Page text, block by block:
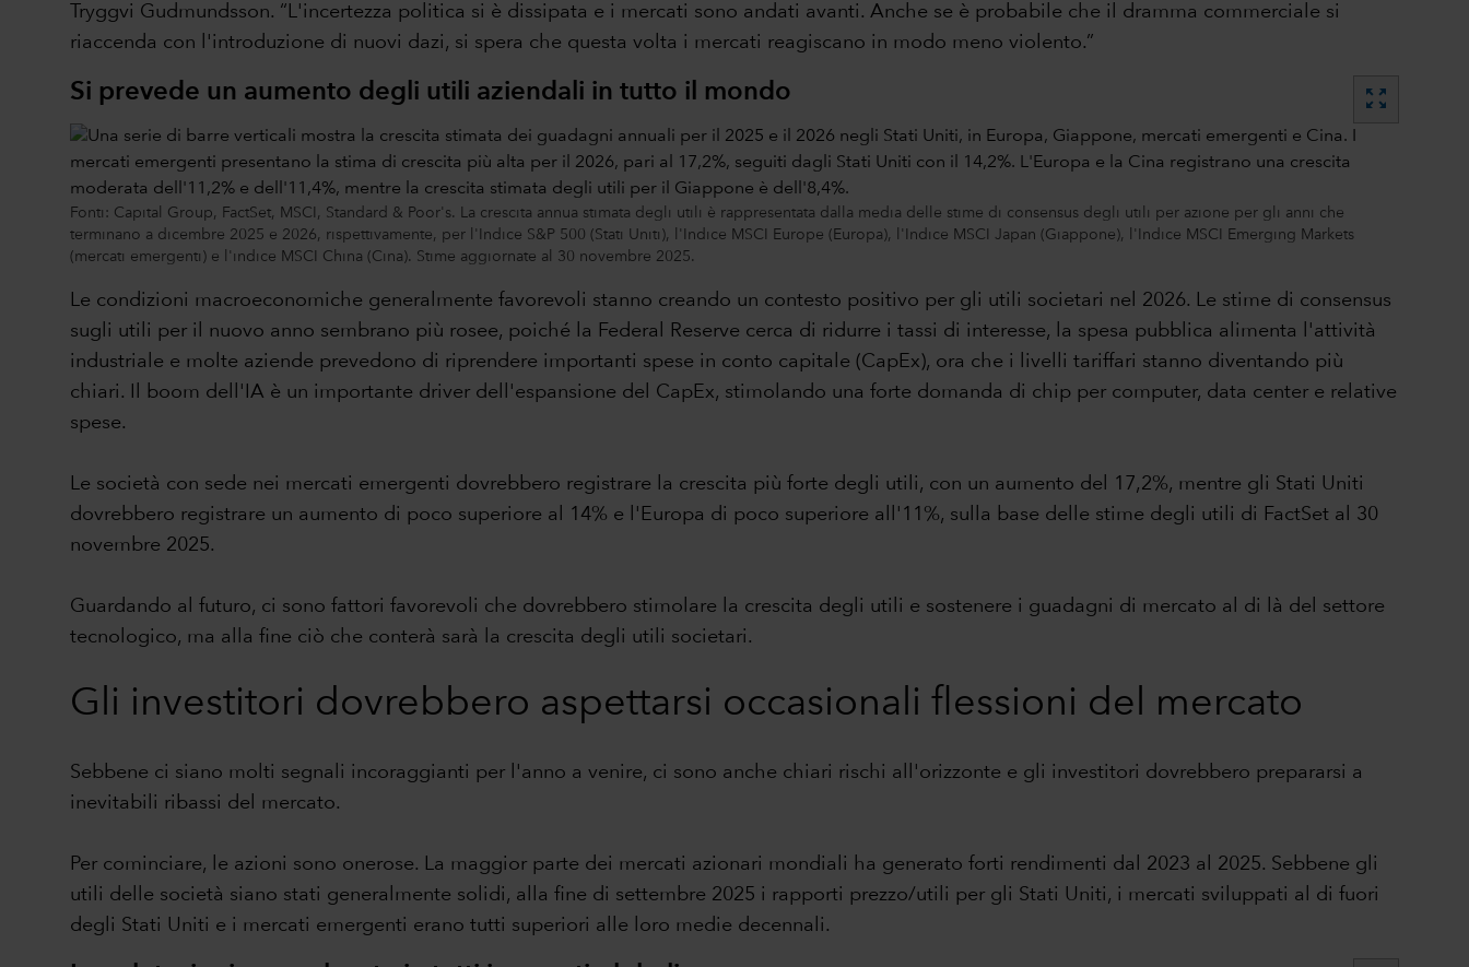
Tryggvi Gudmundsson. “L'incertezza politica si è dissipata e i mercati sono andati avanti. Anche se è probabile che il dramma commerciale si
riaccenda con l'introduzione di nuovi dazi, si spera che questa volta i mercati reagiscano in modo meno violento.”
Si prevede un aumento degli utili aziendali in tutto il mondo zoom_out_map
Fonti: Capital Group, FactSet, MSCI, Standard & Poor's. La crescita annua stimata degli utili è rappresentata dalla media delle stime di consensus degli utili per azione per gli anni che
terminano a dicembre 2025 e 2026, rispettivamente, per l'Indice S&P 500 (Stati Uniti), l'Indice MSCI Europe (Europa), l'Indice MSCI Japan (Giappone), l'Indice MSCI Emerging Markets
(mercati emergenti) e l'indice MSCI China (Cina). Stime aggiornate al 30 novembre 2025.
Le condizioni macroeconomiche generalmente favorevoli stanno creando un contesto positivo per gli utili societari nel 2026. Le stime di consensus
sugli utili per il nuovo anno sembrano più rosee, poiché la Federal Reserve cerca di ridurre i tassi di interesse, la spesa pubblica alimenta l'attività
industriale e molte aziende prevedono di riprendere importanti spese in conto capitale (CapEx), ora che i livelli tariffari stanno diventando più
chiari. Il boom dell'IA è un importante driver dell'espansione del CapEx, stimolando una forte domanda di chip per computer, data center e relative
spese.
Le società con sede nei mercati emergenti dovrebbero registrare la crescita più forte degli utili, con un aumento del 17,2%, mentre gli Stati Uniti
dovrebbero registrare un aumento di poco superiore al 14% e l'Europa di poco superiore all'11%, sulla base delle stime degli utili di FactSet al 30
novembre 2025.
Guardando al futuro, ci sono fattori favorevoli che dovrebbero stimolare la crescita degli utili e sostenere i guadagni di mercato al di là del settore
tecnologico, ma alla fine ciò che conterà sarà la crescita degli utili societari.
Gli investitori dovrebbero aspettarsi occasionali flessioni del mercato
Sebbene ci siano molti segnali incoraggianti per l'anno a venire, ci sono anche chiari rischi all'orizzonte e gli investitori dovrebbero prepararsi a
inevitabili ribassi del mercato.
Per cominciare, le azioni sono onerose. La maggior parte dei mercati azionari mondiali ha generato forti rendimenti dal 2023 al 2025. Sebbene gli
utili delle società siano stati generalmente solidi, alla fine di settembre 2025 i rapporti prezzo/utili per gli Stati Uniti, i mercati sviluppati al di fuori
degli Stati Uniti e i mercati emergenti erano tutti superiori alle loro medie decennali.